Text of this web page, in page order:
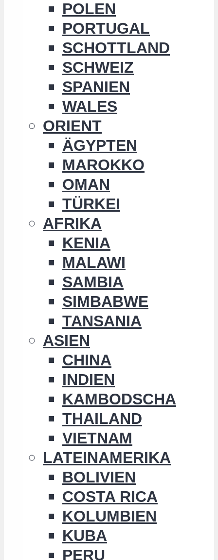
POLEN
PORTUGAL
SCHOTTLAND
SCHWEIZ
SPANIEN
WALES
ORIENT
ÄGYPTEN
MAROKKO
OMAN
TÜRKEI
AFRIKA
KENIA
MALAWI
SAMBIA
SIMBABWE
TANSANIA
ASIEN
CHINA
INDIEN
KAMBODSCHA
THAILAND
VIETNAM
LATEINAMERIKA
BOLIVIEN
COSTA RICA
KOLUMBIEN
KUBA
PERU